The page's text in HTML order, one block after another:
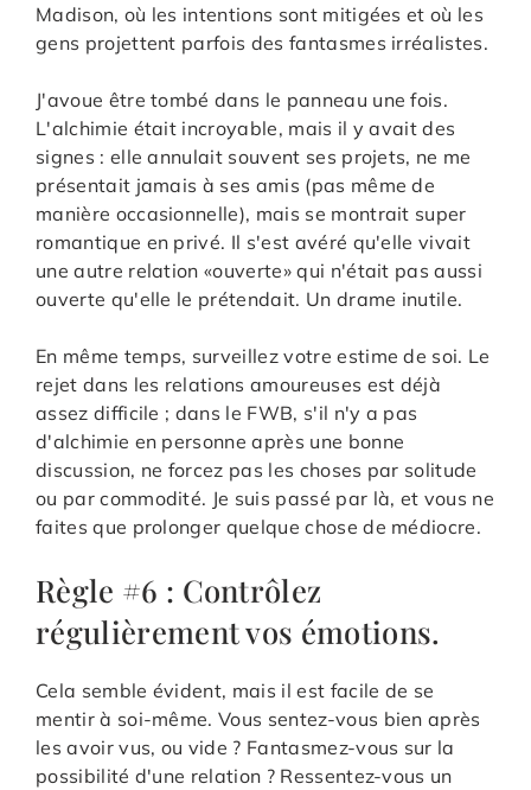
Madison, où les intentions sont mitigées et où les
gens projettent parfois des fantasmes irréalistes.
J'avoue être tombé dans le panneau une fois.
L'alchimie était incroyable, mais il y avait des
signes : elle annulait souvent ses projets, ne me
présentait jamais à ses amis (pas même de
manière occasionnelle), mais se montrait super
romantique en privé. Il s'est avéré qu'elle vivait
une autre relation «ouverte» qui n'était pas aussi
ouverte qu'elle le prétendait. Un drame inutile.
En même temps, surveillez votre estime de soi. Le
rejet dans les relations amoureuses est déjà
assez difficile ; dans le FWB, s'il n'y a pas
d'alchimie en personne après une bonne
discussion, ne forcez pas les choses par solitude
ou par commodité. Je suis passé par là, et vous ne
faites que prolonger quelque chose de médiocre.
Règle #6 : Contrôlez
régulièrement vos émotions.
Cela semble évident, mais il est facile de se
mentir à soi-même. Vous sentez-vous bien après
les avoir vus, ou vide ? Fantasmez-vous sur la
possibilité d'une relation ? Ressentez-vous un